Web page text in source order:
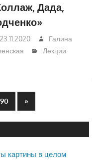
Дада,
23.11.2020
Галина
Лекции
90
Next
Posts
»
картины в целом